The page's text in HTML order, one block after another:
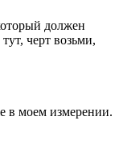
должен
черт возьми,
в моем измерении.